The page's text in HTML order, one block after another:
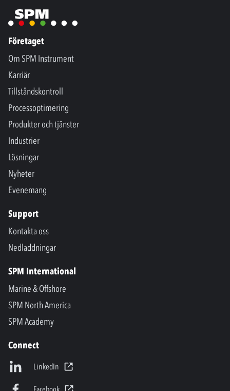
Företaget
Om SPM Instrument
Karriär
Tillståndskontroll
Processoptimering
Produkter och tjänster
Industrier
Lösningar
Nyheter
Evenemang
Support
Kontakta oss
Nedladdningar
SPM International
Marine & Offshore
SPM North America
SPM Academy
Connect
LinkedIn
Facebook